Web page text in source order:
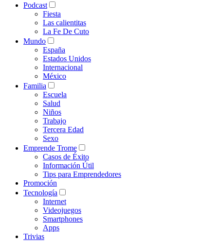
Podcast
Fiesta
Las calientitas
La Fe De Cuto
Mundo
España
Estados Unidos
Internacional
México
Familia
Escuela
Salud
Niños
Trabajo
Tercera Edad
Sexo
Emprende Trome
Casos de Éxito
Información Útil
Tips para Emprendedores
Promoción
Tecnología
Internet
Videojuegos
Smartphones
Apps
Trivias